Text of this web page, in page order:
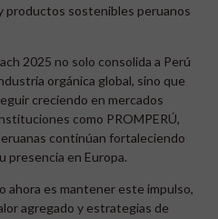
productos sostenibles peruanos
2025 no solo consolida a Perú
orgánica global, sino que
creciendo en mercados
como PROMPERÚ,
continúan fortaleciendo
presencia en Europa.
ahora es mantener este impulso,
agregado y estrategias de